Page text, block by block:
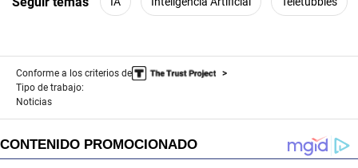
Conforme a los criterios de
Tipo de trabajo:
Noticias